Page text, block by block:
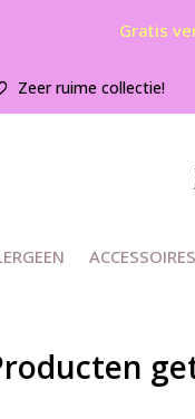
ACCESSOIRES
Zeer ruime collectie!
Gratis